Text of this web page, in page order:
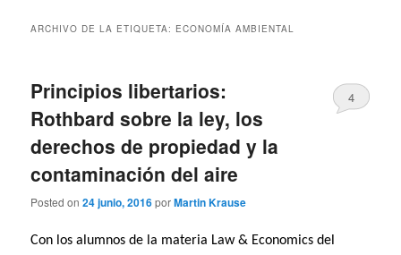
ARCHIVO DE LA ETIQUETA: ECONOMÍA AMBIENTAL
Principios libertarios:
Rothbard sobre la ley, los
derechos de propiedad y la
contaminación del aire
Posted on24 junio, 2016porMartin Krause
4
Con los alumnos de la materia Law & Economics del